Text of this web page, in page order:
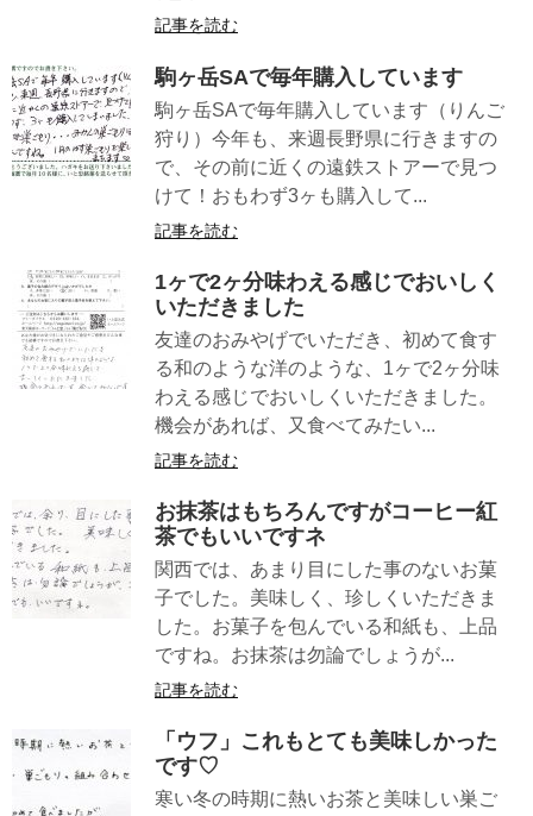
記事を読む
駒ヶ岳SAで毎年購入しています
駒ヶ岳SAで毎年購入しています（りんご
狩り）今年も、来週長野県に行きますの
で、その前に近くの遠鉄ストアーで見つ
けて！おもわず3ヶも購入して...
記事を読む
1ヶで2ヶ分味わえる感じでおいしく
いただきました
友達のおみやげでいただき、初めて食す
る和のような洋のような、1ヶで2ヶ分味
わえる感じでおいしくいただきました。
機会があれば、又食べてみたい...
記事を読む
お抹茶はもちろんですがコーヒー紅
茶でもいいですネ
関西では、あまり目にした事のないお菓
子でした。美味しく、珍しくいただきま
した。お菓子を包んでいる和紙も、上品
ですね。お抹茶は勿論でしょうが...
記事を読む
「ウフ」これもとても美味しかった
です♡
寒い冬の時期に熱いお茶と美味しい巣ご